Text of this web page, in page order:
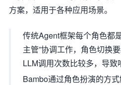
方案，适用于各种应用场景。
传统Agent框架每个角色都
主管”协调工作，角色切换
LLM调用次数比较多，导致
Bambo通过角色扮演的方